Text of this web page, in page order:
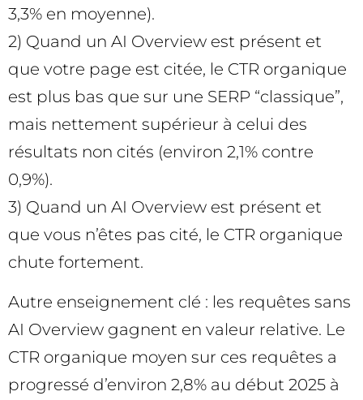
3,3% en moyenne).
2) Quand un AI Overview est présent et
que votre page est citée, le CTR organique
est plus bas que sur une SERP “classique”,
mais nettement supérieur à celui des
résultats non cités (environ 2,1% contre
0,9%).
3) Quand un AI Overview est présent et
que vous n’êtes pas cité, le CTR organique
chute fortement.
Autre enseignement clé : les requêtes sans
AI Overview gagnent en valeur relative. Le
CTR organique moyen sur ces requêtes a
progressé d’environ 2,8% au début 2025 à